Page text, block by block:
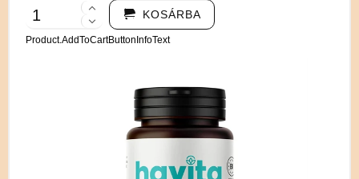
KOSÁRBA
Product.AddToCartButtonInfoText